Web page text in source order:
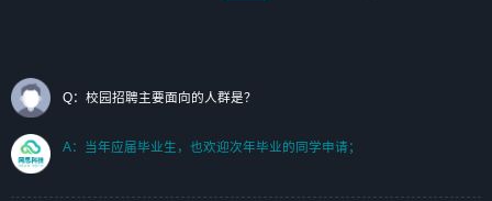
7. 了解或熟悉 WebGL 及相关框架优先。
（岗位人员专职于行业应用解决方案、项目申报方案、投标方案的策划编写）
Q：校园招聘主要面向的人群是？
A：当年应届毕业生，也欢迎次年毕业的同学申请；